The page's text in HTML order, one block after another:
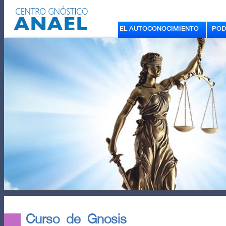
EL AUTOCONOCIMIENTO
Curso de Gnosis